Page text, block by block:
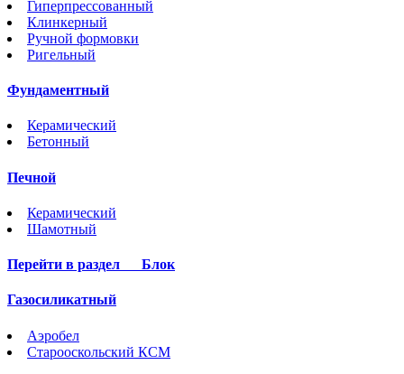
Гиперпрессованный
Клинкерный
Ручной формовки
Ригельный
Фундаментный
Керамический
Бетонный
Печной
Керамический
Шамотный
Перейти в раздел Блок
Газосиликатный
Аэробел
Старооскольский КСМ